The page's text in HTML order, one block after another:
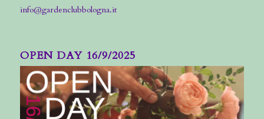
info@gardenclubbologna.it
OPEN DAY 16/9/2025